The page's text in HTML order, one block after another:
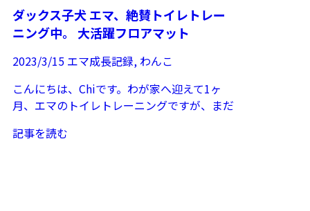
ダックス子犬 エマ、絶賛トイレトレー
ニング中。 大活躍フロアマット
2023/3/15 エマ成長記録, わんこ
こんにちは、Chiです。わが家へ迎えて1ヶ
月、エマのトイレトレーニングですが、まだ
た。ケー...
記事を読む